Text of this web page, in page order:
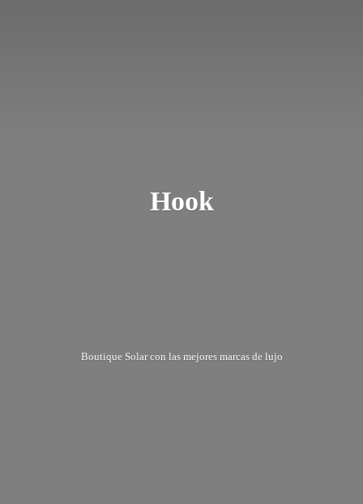
Hook
Boutique Solar con las mejores marcas de lujo